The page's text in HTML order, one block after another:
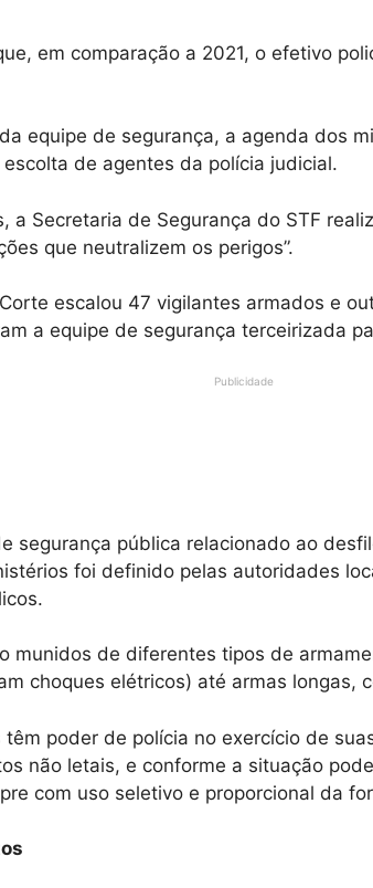
em comparação a 2021, o efetivo
equipe de segurança, a agenda dos
de agentes da polícia judicial.
a Secretaria de Segurança do STF
que neutralizem os perigos”.
escalou 47 vigilantes armados e
a equipe de segurança terceirizada
Publicidade
segurança pública relacionado ao
foi definido pelas autoridades
munidos de diferentes tipos de
choques elétricos) até armas longas,
têm poder de polícia no exercício de
não letais, e conforme a situação
com uso seletivo e proporcional da